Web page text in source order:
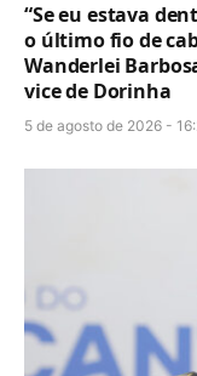
“Se eu estava
o último fio de
Wanderlei
vice de Dorinha
5 de agosto de 2026 -